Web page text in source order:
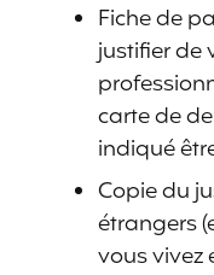
Fiche de
justifier de
carte de
indiqué
Copie du
étrangers
vous vivez